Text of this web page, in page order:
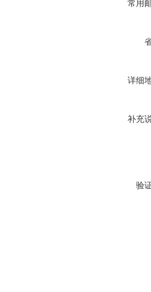
常用
详细
补充
验